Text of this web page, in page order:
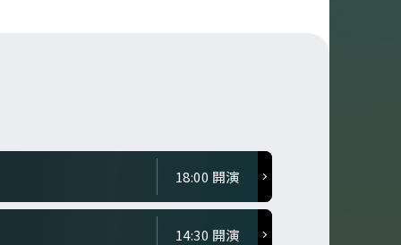
18:00 開演
14:30 開演